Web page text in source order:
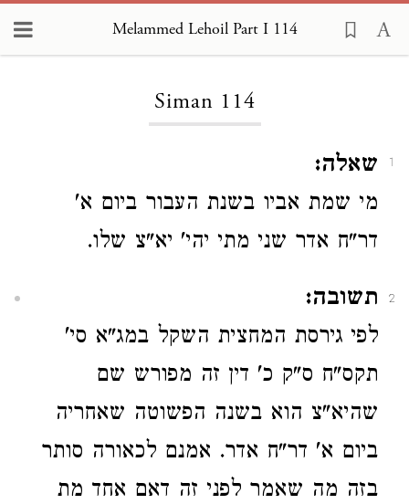
Melammed Lehoil Part I 114
Siman 114
1
שאלה:
מי שמת אביו בשנת העבור ביום א'
דר"ח אדר שני מתי יהי' יא"צ שלו.
2
תשובה:
לפי גירסת המחצית השקל במג"א סי'
תקס"ח ס"ק כ' דין זה מפורש שם
שהיא"צ הוא בשנה הפשוטה שאחריה
ביום א' דר"ח אדר. אמנם לכאורה סותר
בזה מה שאמר לפני זה דאם אחד מת